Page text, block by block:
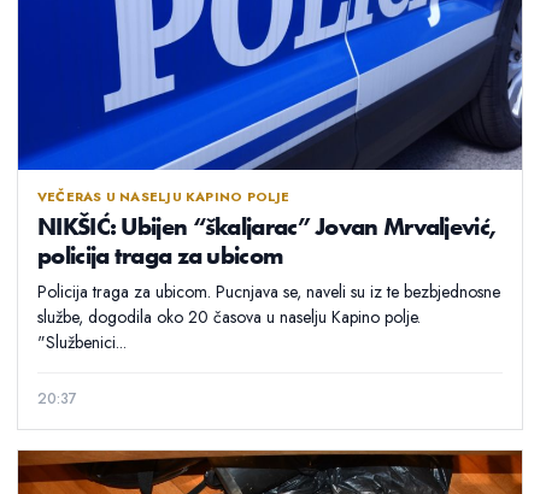
VEČERAS U NASELJU KAPINO POLJE
NIKŠIĆ: Ubijen “škaljarac” Jovan Mrvaljević,
policija traga za ubicom
Policija traga za ubicom. Pucnjava se, naveli su iz te bezbjednosne
službe, dogodila oko 20 časova u naselju Kapino polje.
"Službenici...
20:37